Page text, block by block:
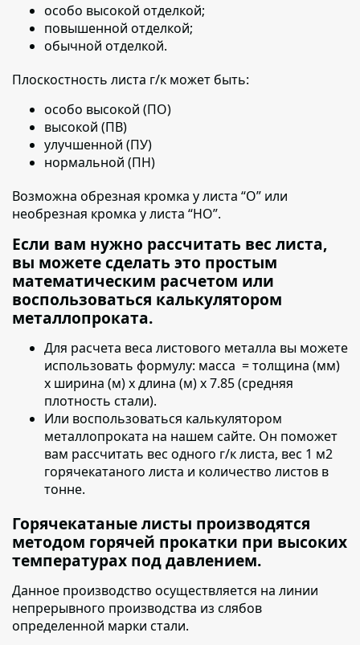
особо высокой отделкой;
повышенной отделкой;
обычной отделкой.
Плоскостность листа г/к может быть:
особо высокой (ПО)
высокой (ПВ)
улучшенной (ПУ)
нормальной (ПН)
Возможна обрезная кромка у листа “О” или
необрезная кромка у листа “НО”.
Если вам нужно рассчитать вес листа,
вы можете сделать это простым
математическим расчетом или
воспользоваться калькулятором
металлопроката.
Для расчета веса листового металла вы можете
использовать формулу: масса = толщина (мм)
х ширина (м) х длина (м) х 7.85 (средняя
плотность стали).
Или воспользоваться калькулятором
металлопроката на нашем сайте. Он поможет
вам рассчитать вес одного г/к листа, вес 1 м2
горячекатаного листа и количество листов в
тонне.
Горячекатаные листы производятся
методом горячей прокатки при высоких
температурах под давлением.
Данное производство осуществляется на линии
непрерывного производства из слябов
определенной марки стали.